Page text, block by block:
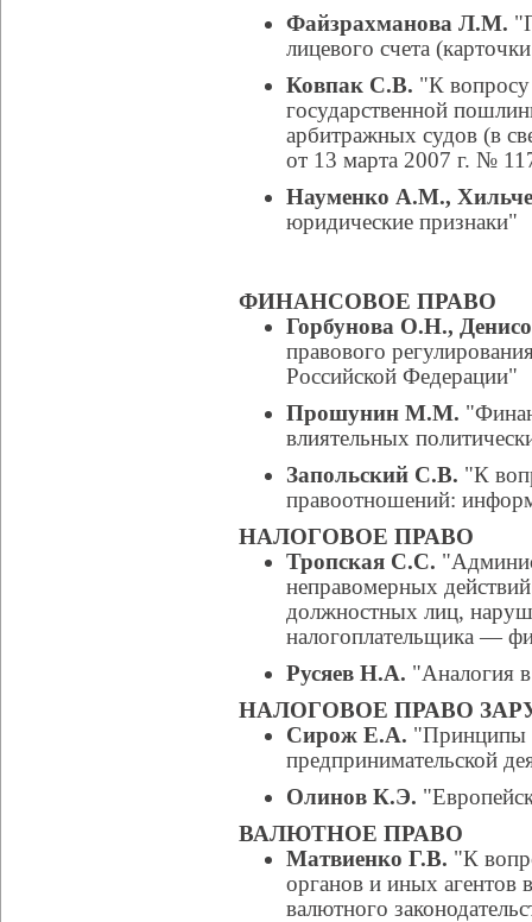
Файзрахманова Л.М.
лицевого счета
Ковпак С.В. "К вопросу
государственной
арбитражных судов (в
от 13 марта 2007 г. №
Науменко А.М.,
юридические признаки"
ФИНАНСОВОЕ ПРАВО
Горбунова О.Н.,
правового
Российской Федерации"
Прошунин М.М.
влиятельных
Запольский С.В. "К
правоотношений:
НАЛОГОВОЕ ПРАВО
Тропская С.С.
неправомерных
должностных лиц,
налогоплательщика —
Русяев Н.А. "Аналогия
НАЛОГОВОЕ ПРАВО
Сирож Е.А. "Принципы
предпринимательской
Олинов К.Э.
ВАЛЮТНОЕ ПРАВО
Матвиенко Г.В. "К
органов и иных агентов
валютного